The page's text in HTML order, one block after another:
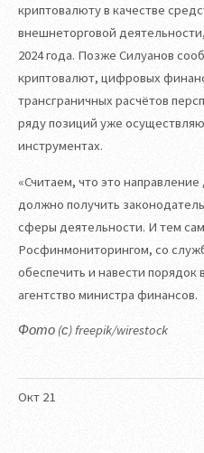
Окт 21
криптовалюту в качестве
внешнеторговой
2024 года. Позже Силуанов
криптовалют, цифровых
трансграничных расчётов
ряду позиций уже
инструментах.
«Считаем, что это
должно получить
сферы деятельности. И тем
Росфинмониторингом, со
обеспечить и навести порядок
агентство министра финансов.
Фото (с) freepik/wirestock